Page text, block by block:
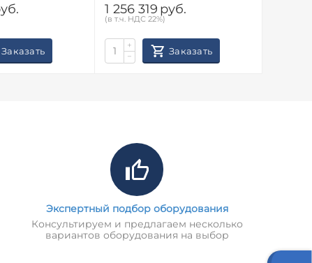
Заказать
1 256 319 руб.
(в т.ч. НДС 22%)
+
−
Заказать
Экспертный подбор оборудования
Консультируем и предлагаем несколько
вариантов оборудования на выбор